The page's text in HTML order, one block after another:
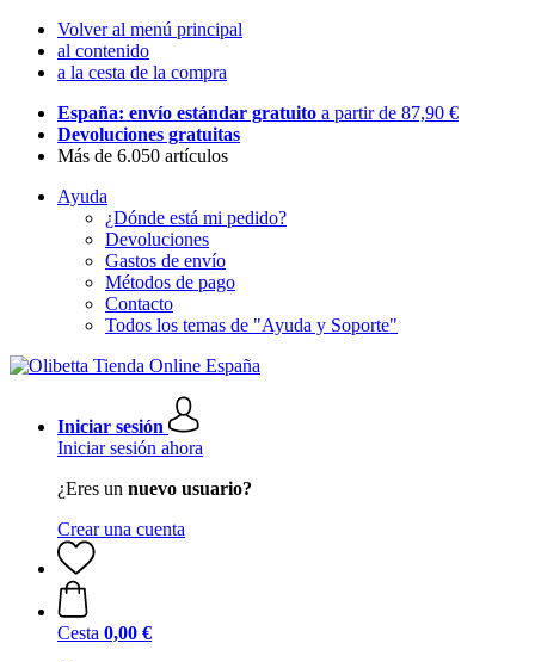
Volver al menú principal
al contenido
a la cesta de la compra
España: envío estándar gratuito a partir de 87,90 €
Devoluciones gratuitas
Más de 6.050 artículos
Ayuda
¿Dónde está mi pedido?
Devoluciones
Gastos de envío
Métodos de pago
Contacto
Todos los temas de "Ayuda y Soporte"
Iniciar sesión
Iniciar sesión ahora
¿Eres un nuevo usuario?
Crear una cuenta
Cesta 0,00 €